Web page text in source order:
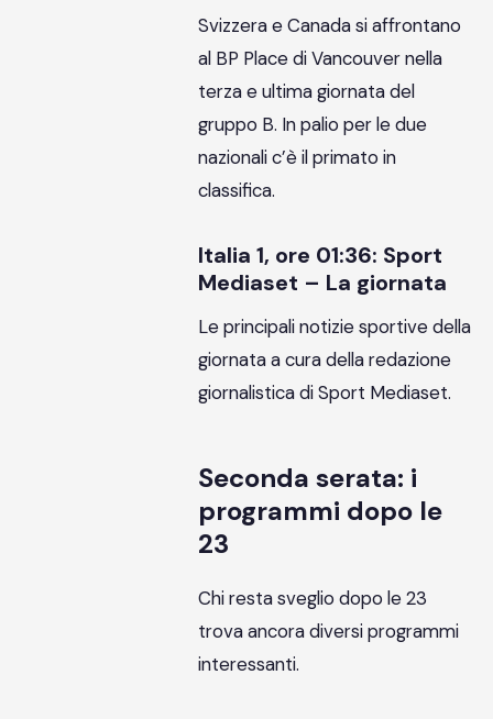
Svizzera e Canada si affrontano
al BP Place di Vancouver nella
terza e ultima giornata del
gruppo B. In palio per le due
nazionali c’è il primato in
classifica.
Italia 1, ore 01:36: Sport
Mediaset – La giornata
Le principali notizie sportive della
giornata a cura della redazione
giornalistica di Sport Mediaset.
Seconda serata: i
programmi dopo le
23
Chi resta sveglio dopo le 23
trova ancora diversi programmi
interessanti.